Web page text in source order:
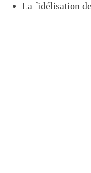
La fidélisation